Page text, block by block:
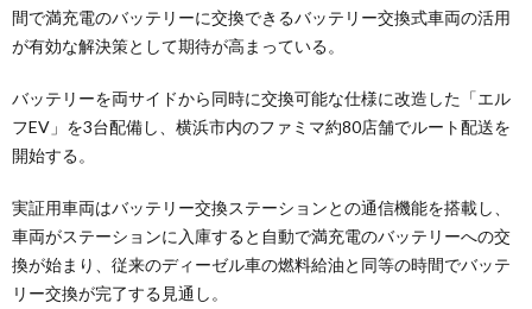
間で満充電のバッテリーに交換できるバッテリー交換式車両の活用
が有効な解決策として期待が高まっている。
バッテリーを両サイドから同時に交換可能な仕様に改造した「エル
フEV」を3台配備し、横浜市内のファミマ約80店舗でルート配送を
開始する。
実証用車両はバッテリー交換ステーションとの通信機能を搭載し、
車両がステーションに入庫すると自動で満充電のバッテリーへの交
換が始まり、従来のディーゼル車の燃料給油と同等の時間でバッテ
リー交換が完了する見通し。